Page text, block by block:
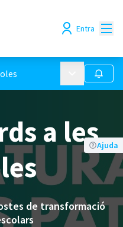
Entra
Menú Seguir
Ajuda
a les
de transformació